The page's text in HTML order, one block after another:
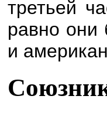
третьей
равно они
и